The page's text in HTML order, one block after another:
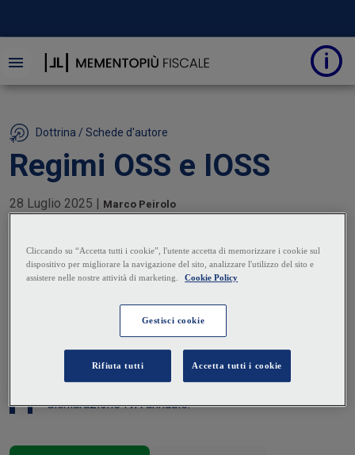
Dottrina / Schede d'autore
Regimi OSS e IOSS
28 Luglio 2025 | Marco Peirolo
Si analizzano le disposizioni relative alle vendite a
distanza di beni e ai regimi speciali che consentono
di semplificare, non solo per le vendite a distanza,
ma anche per le prestazioni di servizi rese nella UE
a privati consumatori, gli obblighi di dichiarazione e
gestiti in maniera centralizzata e digitale, con
esonero da obblighi di fatturazione, registrazione e
dichiarazione IVA annuale.